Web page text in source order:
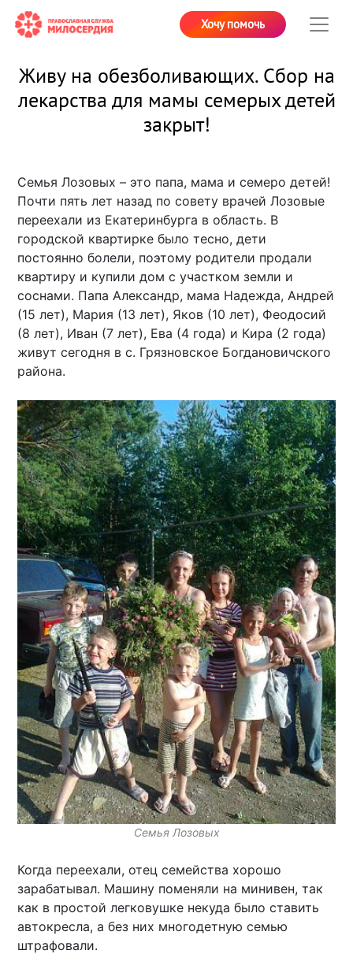
Хочу помочь
Живу на обезболивающих. Сбор на
лекарства для мамы семерых детей
закрыт!
Семья Лозовых – это папа, мама и семеро детей!
Почти пять лет назад по совету врачей Лозовые
переехали из Екатеринбурга в область. В
городской квартирке было тесно, дети
постоянно болели, поэтому родители продали
квартиру и купили дом с участком земли и
соснами. Папа Александр, мама Надежда, Андрей
(15 лет), Мария (13 лет), Яков (10 лет), Феодосий
(8 лет), Иван (7 лет), Ева (4 года) и Кира (2 года)
живут сегодня в с. Грязновское Богдановичского
района.
Семья Лозовых
Когда переехали, отец семейства хорошо
зарабатывал. Машину поменяли на минивен, так
как в простой легковушке некуда было ставить
автокресла, а без них многодетную семью
штрафовали.